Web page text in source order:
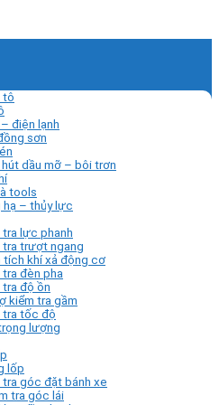
tô
điện lạnh
sơn
dầu mỡ – bôi trơn
tools
hạ – thủy lực
lực phanh
tra trượt ngang
tích khí xả động cơ
đèn pha
độ ồn
kiểm tra gầm
tra tốc độ
lượng
lốp
góc đặt bánh xe
tra góc lái